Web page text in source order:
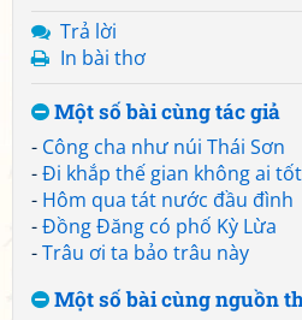
Trả lời
In bài thơ
Một số bài cùng tác giả
- Công cha như núi Thái Sơn
-Đi khắp thế gian không ai
- Hôm qua tát nước đầu đình
-Đồng Đăng có phố Kỳ Lừa
-Trâu ơi ta bảo trâu này
Một số bài cùng nguồn